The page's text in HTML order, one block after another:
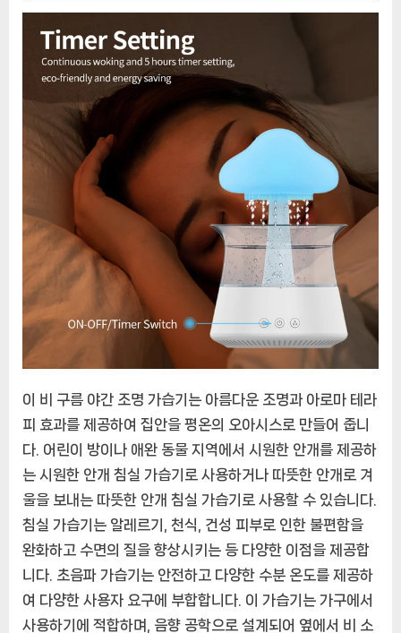
이 비 구름 야간 조명 가습기는 아름다운 조명과 아로마 테라
피 효과를 제공하여 집안을 평온의 오아시스로 만들어 줍니
다. 어린이 방이나 애완 동물 지역에서 시원한 안개를 제공하
는 시원한 안개 침실 가습기로 사용하거나 따뜻한 안개로 겨
울을 보내는 따뜻한 안개 침실 가습기로 사용할 수 있습니다.
침실 가습기는 알레르기, 천식, 건성 피부로 인한 불편함을
완화하고 수면의 질을 향상시키는 등 다양한 이점을 제공합
니다. 초음파 가습기는 안전하고 다양한 수분 온도를 제공하
여 다양한 사용자 요구에 부합합니다. 이 가습기는 가구에서
사용하기에 적합하며, 음향 공학으로 설계되어 옆에서 비 소